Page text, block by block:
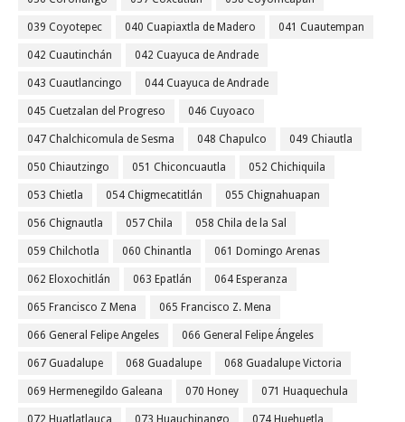
039 Coyotepec 040 Cuapiaxtla de Madero 041 Cuautempan
042 Cuautinchán 042 Cuayuca de Andrade
043 Cuautlancingo 044 Cuayuca de Andrade
045 Cuetzalan del Progreso 046 Cuyoaco
047 Chalchicomula de Sesma 048 Chapulco 049 Chiautla
050 Chiautzingo 051 Chiconcuautla 052 Chichiquila
053 Chietla 054 Chigmecatitlán 055 Chignahuapan
056 Chignautla 057 Chila 058 Chila de la Sal
059 Chilchotla 060 Chinantla 061 Domingo Arenas
062 Eloxochitlán 063 Epatlán 064 Esperanza
065 Francisco Z Mena 065 Francisco Z. Mena
066 General Felipe Angeles 066 General Felipe Ángeles
067 Guadalupe 068 Guadalupe 068 Guadalupe Victoria
069 Hermenegildo Galeana 070 Honey 071 Huaquechula
072 Huatlatlauca 073 Huauchinango 074 Huehuetla